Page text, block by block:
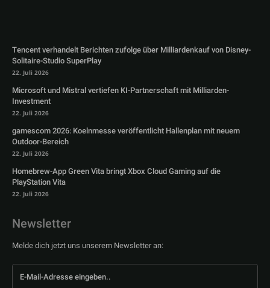
Tencent verhandelt Berichten zufolge über Milliardenkauf von Disney-
Solitaire-Studio SuperPlay
22. Juli 2026
Microsoft und Mistral vertiefen KI-Partnerschaft mit Milliarden-
Investment
22. Juli 2026
gamescom 2026: Koelnmesse veröffentlicht Hallenplan mit neuem
Outdoor-Bereich
22. Juli 2026
Homebrew-App Green Vita bringt Xbox Cloud Gaming auf die
PlayStation Vita
22. Juli 2026
Newsletter
Melde dich jetzt uns unserem Newsletter an: